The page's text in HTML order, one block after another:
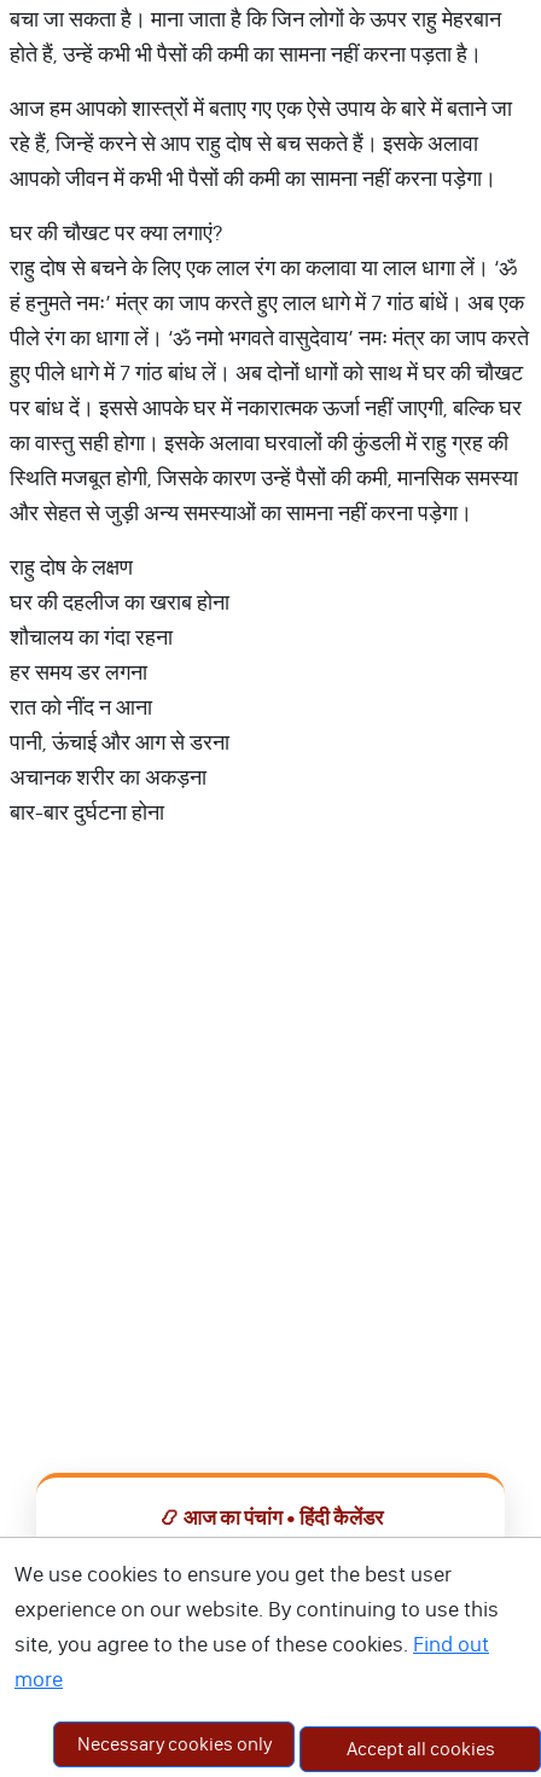
बचा जा सकता है। माना जाता है कि जिन लोगों के ऊपर राहु मेहरबान
होते हैं, उन्हें कभी भी पैसों की कमी का सामना नहीं करना पड़ता है।
आज हम आपको शास्त्रों में बताए गए एक ऐसे उपाय के बारे में बताने जा
रहे हैं, जिन्हें करने से आप राहु दोष से बच सकते हैं। इसके अलावा
आपको जीवन में कभी भी पैसों की कमी का सामना नहीं करना पड़ेगा।
घर की चौखट पर क्या लगाएं?
राहु दोष से बचने के लिए एक लाल रंग का कलावा या लाल धागा लें। ‘ॐ
हं हनुमते नमः’ मंत्र का जाप करते हुए लाल धागे में 7 गांठ बांधें। अब एक
पीले रंग का धागा लें। ‘ॐ नमो भगवते वासुदेवाय’ नमः मंत्र का जाप करते
हुए पीले धागे में 7 गांठ बांध लें। अब दोनों धागों को साथ में घर की चौखट
पर बांध दें। इससे आपके घर में नकारात्मक ऊर्जा नहीं जाएगी, बल्कि घर
का वास्तु सही होगा। इसके अलावा घरवालों की कुंडली में राहु ग्रह की
स्थिति मजबूत होगी, जिसके कारण उन्हें पैसों की कमी, मानसिक समस्या
और सेहत से जुड़ी अन्य समस्याओं का सामना नहीं करना पड़ेगा।
राहु दोष के लक्षण
घर की दहलीज का खराब होना
शौचालय का गंदा रहना
हर समय डर लगना
रात को नींद न आना
पानी, ऊंचाई और आग से डरना
अचानक शरीर का अकड़ना
बार-बार दुर्घटना होना
📿 आज का पंचांग • हिंदी कैलेंडर
📅 हिंदी कैलेंडर ऐप डाउनलोड करें
We use cookies to ensure you get the best user
experience on our website. By continuing to use this
site, you agree to the use of these cookies. Find out
more
Necessary cookies only Accept all cookies